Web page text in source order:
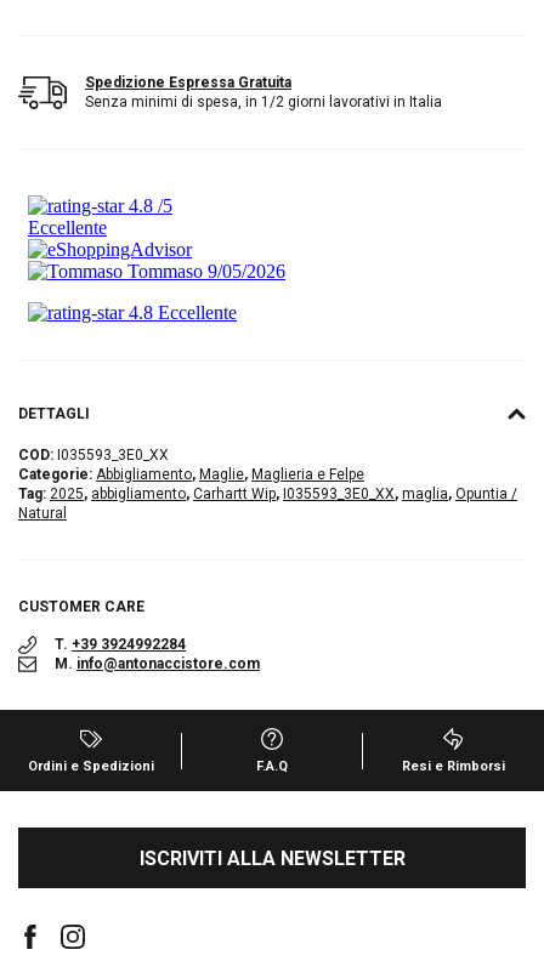
Spedizione Espressa Gratuita
Senza minimi di spesa, in 1/2 giorni lavorativi in Italia
DETTAGLI
COD: I035593_3E0_XX
Categorie: Abbigliamento, Maglie, Maglieria e Felpe
Tag: 2025, abbigliamento, Carhartt Wip, I035593_3E0_XX, maglia, Opuntia /
Natural
CUSTOMER CARE
T. +39 3924992284
M. info@antonaccistore.com
Ordini e Spedizioni F.A.Q Resi e Rimborsi
ISCRIVITI ALLA NEWSLETTER